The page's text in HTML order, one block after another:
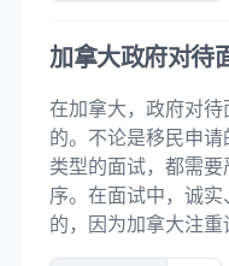
加拿大政府对待
在加拿大，政府对
的。不论是移民申
类型的面试，都需
序。在面试中，诚
的，因为加拿大注